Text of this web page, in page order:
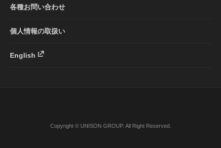
各種お問い合わせ
個人情報の取扱い
English
Copyright © UNISON GROUP. All Right Reserved.